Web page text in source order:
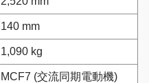
140 mm
1,090 kg
MCF7 (交流同期電動機)